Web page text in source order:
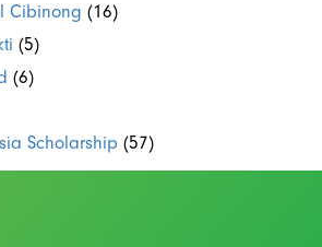
Cibinong (16)
(5)
(6)
Scholarship (57)